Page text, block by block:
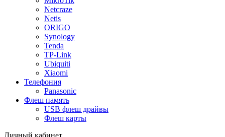
Netcraze
Netis
ORIGO
Synology
Tenda
TP-Link
Ubiquiti
Xiaomi
Телефония
Panasonic
Флеш память
USB флеш драйвы
Флеш карты
Личный кабинет